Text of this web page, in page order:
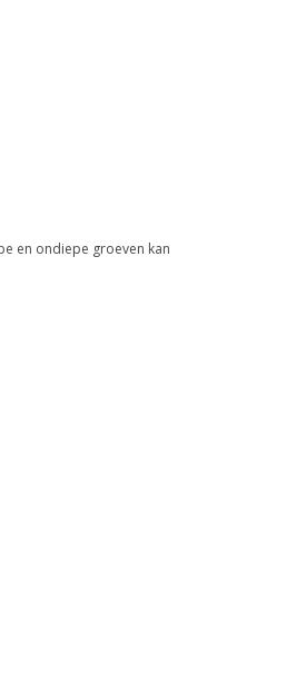
en ondiepe groeven kan